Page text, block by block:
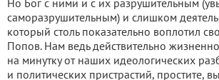
Но Бог с ними и с их разрушительным
саморазрушительным) и слишком
который столь показательно воплотил
Попов. Нам ведь действительно
на минутку от наших идеологических
и политических пристрастий, простите,